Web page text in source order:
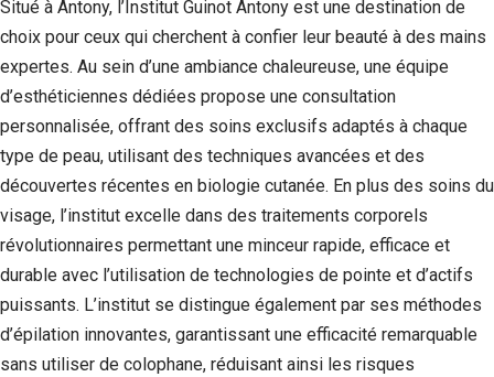
Situé à Antony, l’Institut Guinot Antony est une destination de
choix pour ceux qui cherchent à confier leur beauté à des mains
expertes. Au sein d’une ambiance chaleureuse, une équipe
d’esthéticiennes dédiées propose une consultation
personnalisée, offrant des soins exclusifs adaptés à chaque
type de peau, utilisant des techniques avancées et des
découvertes récentes en biologie cutanée. En plus des soins du
visage, l’institut excelle dans des traitements corporels
révolutionnaires permettant une minceur rapide, efficace et
durable avec l’utilisation de technologies de pointe et d’actifs
puissants. L’institut se distingue également par ses méthodes
d’épilation innovantes, garantissant une efficacité remarquable
sans utiliser de colophane, réduisant ainsi les risques
Si vous
refusez ces
cookies,
certaines
fonctionnalités
disparaîtront
Marketing
En partageant
votre intérêt et
votre
comportement
visitez notre
site, vous